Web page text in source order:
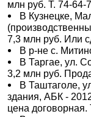
млн руб. Т. 74-64-
В Кузнецке,
7,3 млн руб. Или
В р-не с.
В Таргае, ул.
3,2 млн руб.
В Таштаголе,
здания, АБК -
цена договорная.